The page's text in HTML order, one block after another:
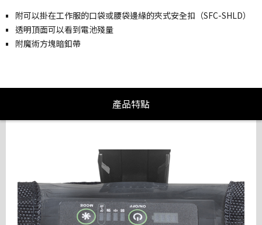
附可以掛在工作服的口袋或腰袋邊緣的夾式安全扣（SFC-SHLD）
透明頂面可以看到電池殘量
附魔術方塊暗釦帶
產品特點